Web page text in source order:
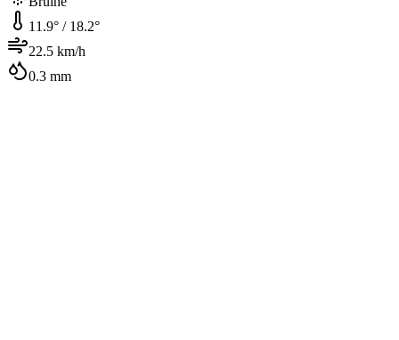
11.9° / 18.2°
22.5 km/h
0.3 mm